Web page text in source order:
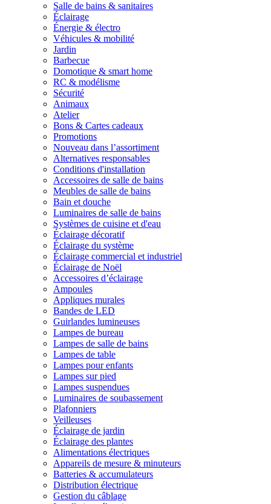
Salle de bains & sanitaires
Éclairage
Énergie & électro
Véhicules & mobilité
Jardin
Barbecue
Domotique & smart home
RC & modélisme
Sécurité
Animaux
Atelier
Bons & Cartes cadeaux
Promotions
Nouveau dans l’assortiment
Alternatives responsables
Conditions d'installation
Accessoires de salle de bains
Meubles de salle de bains
Bain et douche
Luminaires de salle de bains
Systèmes de cuisine et d'eau
Éclairage décoratif
Éclairage du système
Éclairage commercial et industriel
Éclairage de Noël
Accessoires d’éclairage
Ampoules
Appliques murales
Bandes de LED
Guirlandes lumineuses
Lampes de bureau
Lampes de salle de bains
Lampes de table
Lampes pour enfants
Lampes sur pied
Lampes suspendues
Luminaires de soubassement
Plafonniers
Veilleuses
Éclairage de jardin
Éclairage des plantes
Alimentations électriques
Appareils de mesure & minuteurs
Batteries & accumulateurs
Distribution électrique
Gestion du câblage